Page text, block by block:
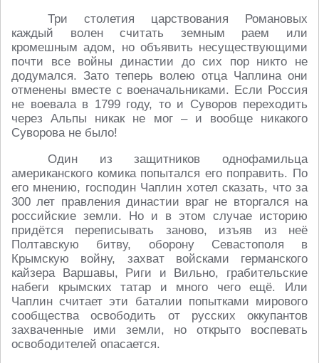
Три столетия царствования Романовых
каждый волен считать земным раем или
кромешным адом, но объявить несуществующими
почти все войны династии до сих пор никто не
додумался. Зато теперь волею отца Чаплина они
отменены вместе с военачальниками. Если Россия
не воевала в 1799 году, то и Суворов переходить
через Альпы никак не мог – и вообще никакого
Суворова не было!
Один из защитников однофамильца
американского комика попытался его поправить. По
его мнению, господин Чаплин хотел сказать, что за
300 лет правления династии враг не вторгался на
российские земли. Но и в этом случае историю
придётся переписывать заново, изъяв из неё
Полтавскую битву, оборону Севастополя в
Крымскую войну, захват войсками германского
кайзера Варшавы, Риги и Вильно, грабительские
набеги крымских татар и много чего ещё. Или
Чаплин считает эти баталии попытками мирового
сообщества освободить от русских оккупантов
захваченные ими земли, но открыто воспевать
освободителей опасается.